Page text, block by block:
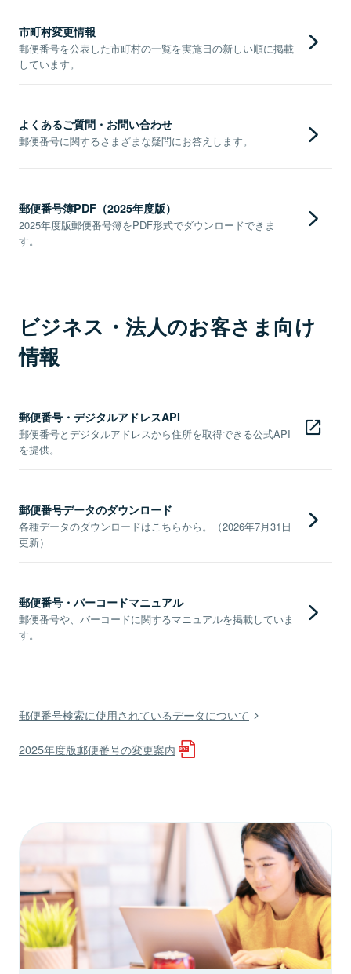
市町村変更情報
郵便番号を公表した市町村の一覧を実施日の新しい順に掲載
しています。
よくあるご質問・お問い合わせ
郵便番号に関するさまざまな疑問にお答えします。
郵便番号簿PDF（2025年度版）
2025年度版郵便番号簿をPDF形式でダウンロードできま
す。
ビジネス・法人のお客さま向け
情報
郵便番号・デジタルアドレスAPI
郵便番号とデジタルアドレスから住所を取得できる公式API
を提供。
郵便番号データのダウンロード
各種データのダウンロードはこちらから。（2026年7月31日
更新）
郵便番号・バーコードマニュアル
郵便番号や、バーコードに関するマニュアルを掲載していま
す。
郵便番号検索に使用されているデータについて
2025年度版郵便番号の変更案内